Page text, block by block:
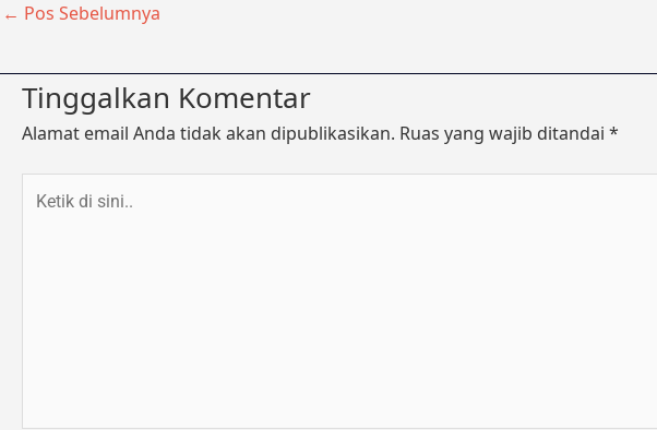
← Pos Sebelumnya
Tinggalkan Komentar
Alamat email Anda tidak akan dipublikasikan. Ruas yang wajib ditandai *